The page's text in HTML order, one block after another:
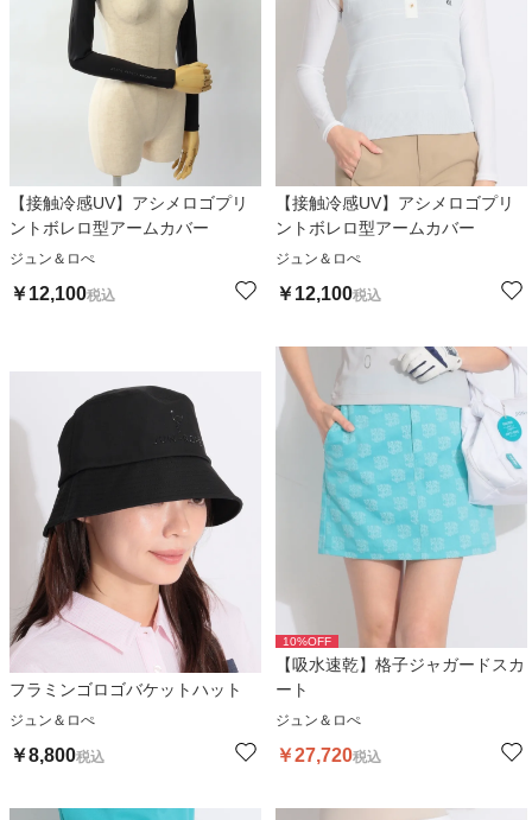
【接触冷感UV】アシメロゴプリ
ントボレロ型アームカバー
ジュン＆ロぺ
￥12,100税込
【接触冷感UV】アシメロゴプリ
ントボレロ型アームカバー
ジュン＆ロぺ
￥12,100税込
フラミンゴロゴバケットハット
ジュン＆ロぺ
￥8,800税込
10%OFF
【吸水速乾】格子ジャガードスカ
ート
ジュン＆ロぺ
￥27,720税込